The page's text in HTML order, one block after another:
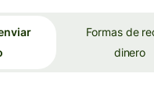
Formas de
dinero